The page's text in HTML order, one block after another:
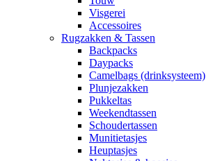
Visgerei
Accessoires
Rugzakken & Tassen
Backpacks
Daypacks
Camelbags (drinksysteem)
Plunjezakken
Pukkeltas
Weekendtassen
Schoudertassen
Munitietasjes
Heuptasjes